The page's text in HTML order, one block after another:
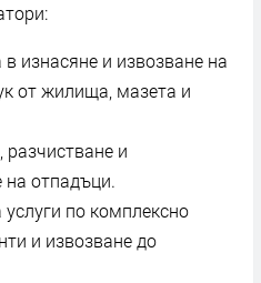
изнасяне и извозване на
от жилища, мазета и
и
на отпадъци.
по комплексно
и извозване до